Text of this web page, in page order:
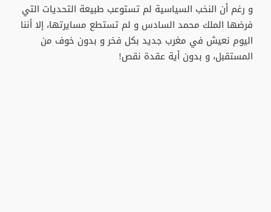
و رغم أن النخب السياسية لم تستوعب طبيعة التحديات التي
فرضها الملك محمد السادس و لم تستطع مسايرتها، إلا أننا
اليوم نعيش في مغرب جديد بكل فخر و بدون خوف من
المستقبل، و بدون أية عقدة نقص!